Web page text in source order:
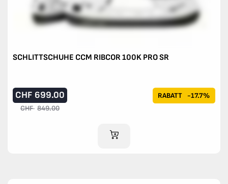
SCHLITTSCHUHE CCM RIBCOR 100K PRO SR
RABATT -17.7%
CHF 699.00
CHF 849.00
IM WARENKORB